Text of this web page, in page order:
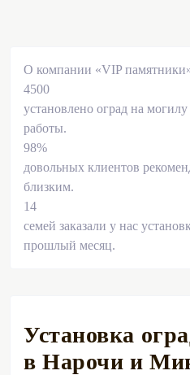
О компании «VIP
4500
установлено оград на
работы.
98%
довольных клиентов
близким.
14
семей заказали у нас
прошлый месяц.
Установка
в Нарочи и